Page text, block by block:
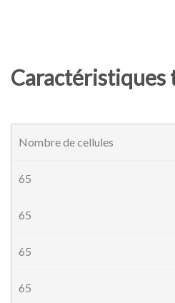
Caractéristiques
Nombre de cellules
65
65
65
65